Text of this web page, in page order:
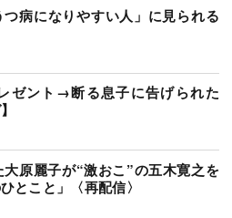
つ病になりやすい人」に見られる
ゼント→断る息子に告げられた
原麗子が“激おこ”の五木寛之を
とこと」〈再配信〉